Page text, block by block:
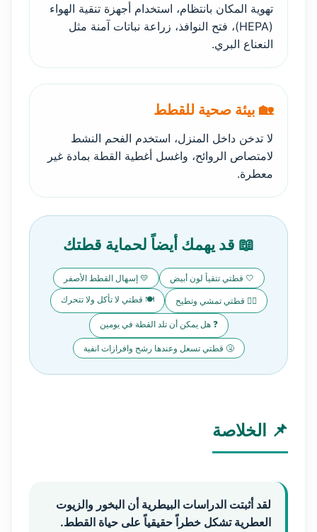
تهوية المكان بانتظام، استخدام أجهزة تنقية الهواء
(HEPA)، فتح النوافذ، زراعة نباتات آمنة مثل
النعناع البري.
🏡 بيئة صحية للقطط
لا تدخن داخل المنزل، استخدم الفحم النشط
لامتصاص الروائح، واغسل أغطية القطة بمادة غير
معطرة.
📖 قد يهمك أيضاً لحماية قطتك
🤍 قطتي تتقيأ لون أبيض 💛 إسهال القطط الأصفر
🚶‍♂️ قطتي تمشي وتطيح 🍽️ قطتي لا تأكل ولا تتحرك
❓ هل يمكن أن تلد القطة في يومين
🤧 قطتي تسعل وعندها رشح وافرازات انفية
📌 الخلاصة
لقد أثبتت الدراسات البيطرية أن البخور والزيوت
العطرية تشكل خطراً حقيقياً على حياة القطط.